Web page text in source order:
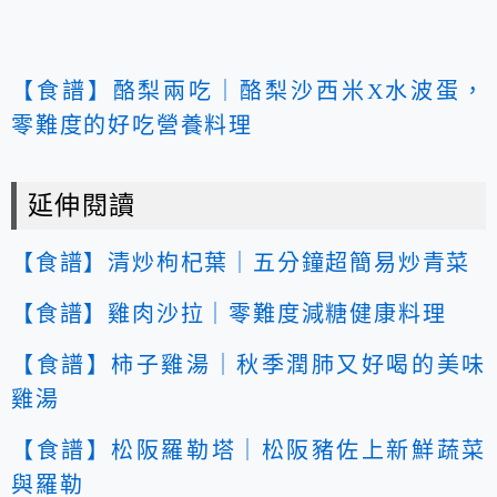
【食譜】酪梨兩吃｜酪梨沙西米X水波蛋，
零難度的好吃營養料理
延伸閱讀
【食譜】清炒枸杞葉｜五分鐘超簡易炒青菜
【食譜】雞肉沙拉｜零難度減糖健康料理
【食譜】柿子雞湯｜秋季潤肺又好喝的美味
雞湯
【食譜】松阪羅勒塔｜松阪豬佐上新鮮蔬菜
與羅勒